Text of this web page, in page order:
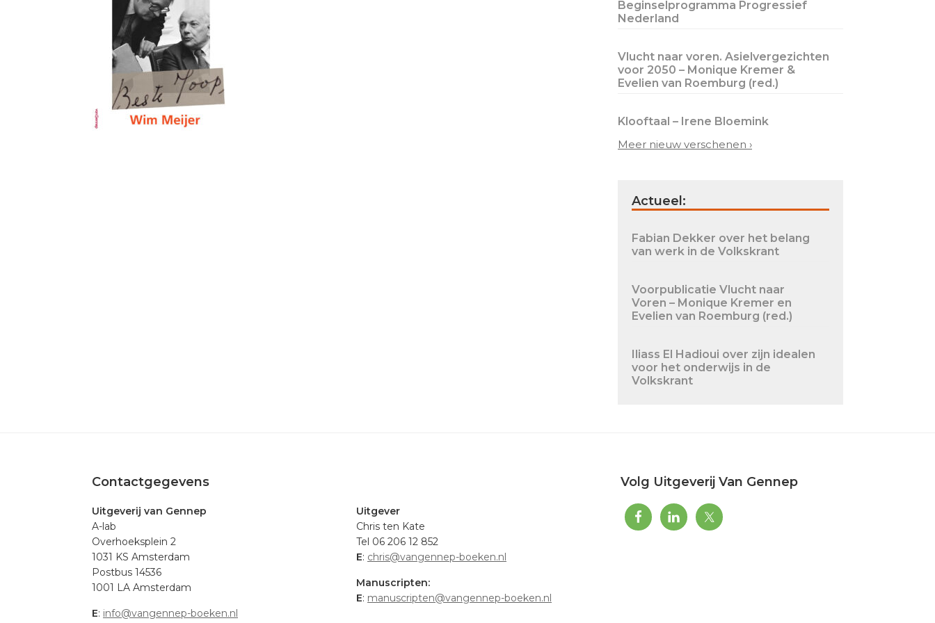
Beginselprogramma Progressief
Nederland
Vlucht naar voren. Asielvergezichten
voor 2050 – Monique Kremer &
Evelien van Roemburg (red.)
Klooftaal – Irene Bloemink
Meer nieuw verschenen ›
Actueel:
Fabian Dekker over het belang
van werk in de Volkskrant
Voorpublicatie Vlucht naar
Voren – Monique Kremer en
Evelien van Roemburg (red.)
Iliass El Hadioui over zijn idealen
voor het onderwijs in de
Volkskrant
Contactgegevens
Uitgeverij van Gennep
A-lab
Overhoeksplein 2
1031 KS Amsterdam
Postbus 14536
1001 LA Amsterdam
E: info@vangennep-boeken.nl
Uitgever
Chris ten Kate
Tel 06 206 12 852
E: chris@vangennep-boeken.nl
Manuscripten:
E: manuscripten@vangennep-boeken.nl
Volg Uitgeverij Van Gennep